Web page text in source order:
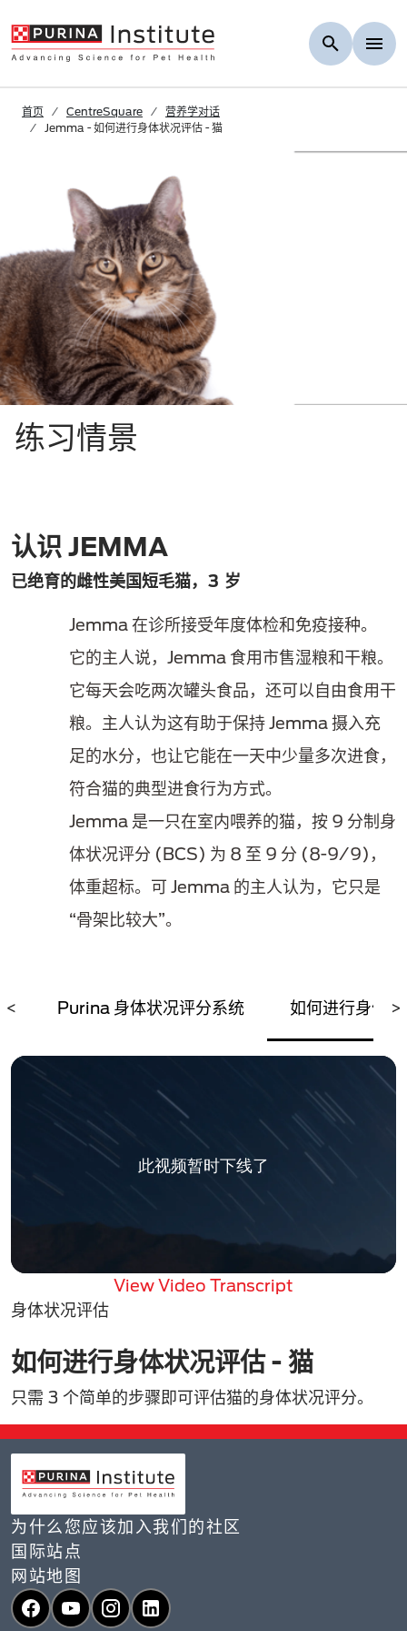
首页 CentreSquare
营养学对话
Jemma - 如何进行身体状况评估 - 猫
练习情景
认识 JEMMA
已绝育的雌性美国短毛猫，3 岁
Jemma 在诊所接受年度体检和免疫接种。
它的主人说，Jemma 食用市售湿粮和干粮。
它每天会吃两次罐头食品，还可以自由食用干
粮。主人认为这有助于保持 Jemma 摄入充
足的水分，也让它能在一天中少量多次进食，
符合猫的典型进食行为方式。
Jemma 是一只在室内喂养的猫，按 9 分制身
体状况评分 (BCS) 为 8 至 9 分 (8-9/9)，
体重超标。可 Jemma 的主人认为，它只是
“骨架比较大”。
< >
Purina 身体状况评分系统 如何进行身体
View Video Transcript
身体状况评估
如何进行身体状况评估 - 猫
只需 3 个简单的步骤即可评估猫的身体状况评分。
为什么您应该加入我们的社区
国际站点
网站地图
Facebook
YouTubeInstagram
LinkedIn